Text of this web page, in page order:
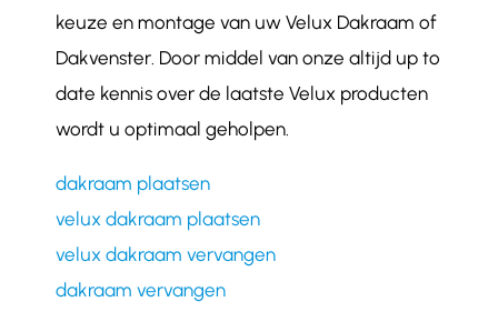
keuze en montage van uw Velux Dakraam of
Dakvenster. Door middel van onze altijd up to
date kennis over de laatste Velux producten
wordt u optimaal geholpen.
dakraam plaatsen
velux dakraam plaatsen
velux dakraam vervangen
dakraam vervangen